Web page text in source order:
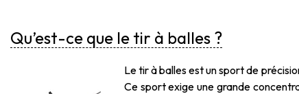
Qu’est-ce que le tir à balles ?
Le tir à balles est un sport de
Ce sport exige une grande